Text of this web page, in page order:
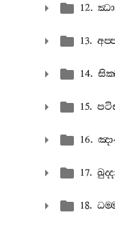
12.
13.
14.
15.
16.
17.
18.